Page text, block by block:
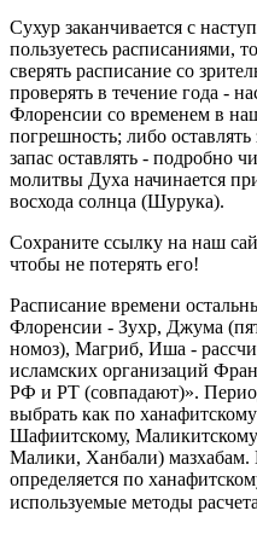
Сухур заканчивается с
пользуетесь расписаниями,
сверять расписание со
проверять в течение года -
Флоренсии со временем в
погрешность; либо
запас оставлять - подробно
молитвы Духа начинается
восхода солнца (Шурука).
Сохраните ссылку на наш
чтобы не потерять его!
Расписание времени
Флоренсии - Зухр, Джума
номоз), Магриб, Иша -
исламских организаций
РФ и РТ (совпадают)».
выбрать как по
Шафиитскому,
Малики, Ханбали) мазхабам.
определяется по
используемые методы